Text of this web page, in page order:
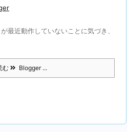
最近動作していないことに気づき、
む Blogger ...